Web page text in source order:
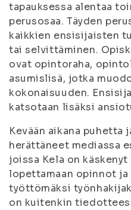
tapauksessa alentaa
perusosaa. Täyden
kaikkien ensisijaisten
tai selvittäminen.
ovat opintoraha,
asumislisä, jotka
kokonaisuuden.
katsotaan lisäksi
Kevään aikana puhetta
herättäneet mediassa
joissa Kela on
lopettamaan opinnot
työttömäksi
on kuitenkin